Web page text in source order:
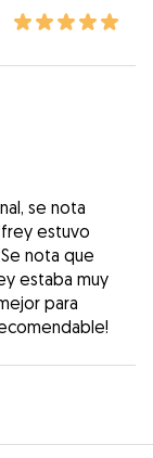
se nota
estuvo
nota que
estaba muy
para